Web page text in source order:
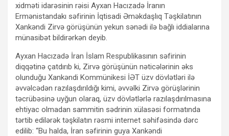
xidməti idarəsinin rəisi Ayxan Hacızadə İranın
Ermənistandakı səfirinin İqtisadi Əməkdaşlıq Təşkilatının
Xankəndi Zirvə görüşünün yekun sənədi ilə bağlı iddialarına
münasibət bildirərkən deyib.
Ayxan Hacızadə İran İslam Respublikasının səfirinin
diqqətinə çatdırıb ki, Zirvə görüşünün nəticələrinin əks
olunduğu Xankəndi Kommünikesi İƏT üzv dövlətləri ilə
əvvəlcədən razılaşdırıldığı kimi, əvvəlki Zirvə görüşlərinin
təcrübəsinə uyğun olaraq, üzv dövlətlərlə razılaşdırılmasına
ehtiyac olmadan sammitin sədrinin xülasəsi formatında
tərtib edilərək təşkilatın rəsmi internet səhifəsində dərc
edilib: “Bu halda, İran səfirinin guya Xankəndi